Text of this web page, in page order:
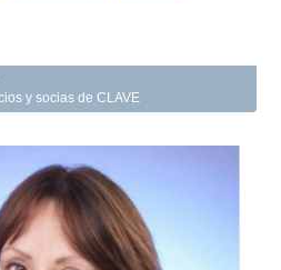
y socias de CLAVE